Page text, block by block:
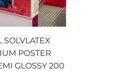
SOLVLATEX
POSTER
GLOSSY 200